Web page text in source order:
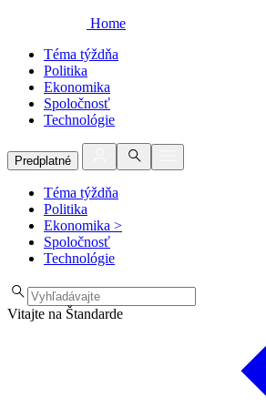
Home
Téma týždňa
Politika
Ekonomika
Spoločnosť
Technológie
Predplatné
Téma týždňa
Politika
Ekonomika >
Spoločnosť
Technológie
Vitajte na Štandarde